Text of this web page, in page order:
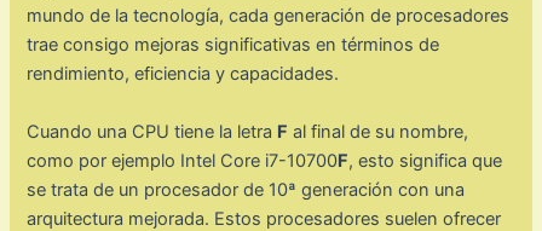
mundo de la tecnología, cada generación de procesadores
trae consigo mejoras significativas en términos de
rendimiento, eficiencia y capacidades.
Cuando una CPU tiene la letra F al final de su nombre,
como por ejemplo Intel Core i7-10700F, esto significa que
se trata de un procesador de 10ª generación con una
arquitectura mejorada. Estos procesadores suelen ofrecer